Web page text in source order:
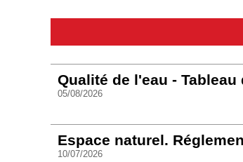
Qualité de l'eau -
05/08/2026
Espace naturel.
10/07/2026